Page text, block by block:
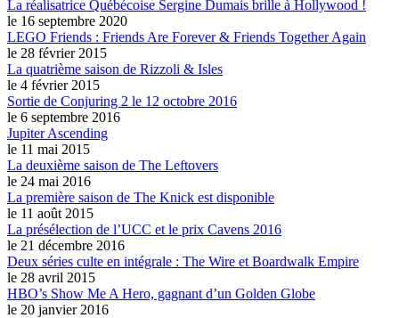
La réalisatrice Québécoise Sergine Dumais brille à Hollywood !
le 16 septembre 2020
LEGO Friends : Friends Are Forever & Friends Together Again
le 28 février 2015
La quatrième saison de Rizzoli & Isles
le 4 février 2015
Sortie de Conjuring 2 le 12 octobre 2016
le 6 septembre 2016
Jupiter Ascending
le 11 mai 2015
La deuxième saison de The Leftovers
le 24 mai 2016
La première saison de The Knick est disponible
le 11 août 2015
La présélection de l’UCC et le prix Cavens 2016
le 21 décembre 2016
Deux séries culte en intégrale : The Wire et Boardwalk Empire
le 28 avril 2015
HBO’s Show Me A Hero, gagnant d’un Golden Globe
le 20 janvier 2016